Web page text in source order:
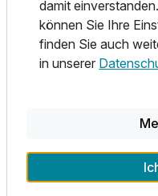
Alle Infos zum
Lage
damit
können Sie Ihre
finden Sie auch
in unserer